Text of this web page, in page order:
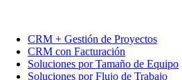
CRM + Gestión de Proyectos
CRM con Facturación
Soluciones por Tamaño de Equipo
Soluciones por Flujo de Trabajo